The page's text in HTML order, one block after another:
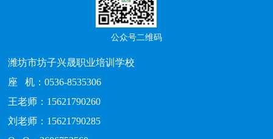
公众号二维码
潍坊市坊子兴晟职业培训学校
座 机：0536-8535306
王老师：15621790260
刘老师：15621790285